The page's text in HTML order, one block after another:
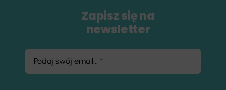
Zapisz się na
newsletter